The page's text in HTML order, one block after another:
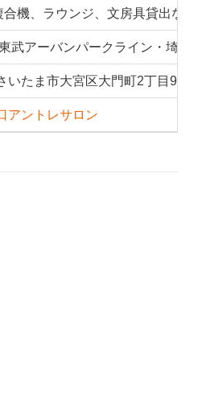
機、ラウンジ、文房具貸出など
武アーバンパークライン・埼玉
いたま市大宮区大門町2丁目93
アントレサロン